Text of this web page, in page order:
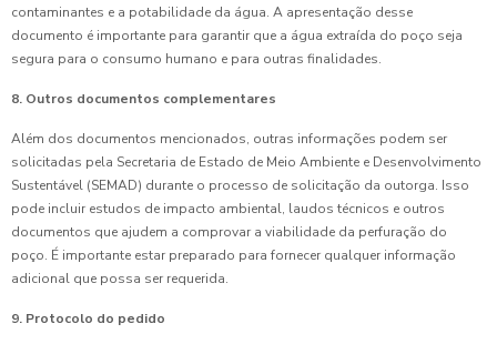
contaminantes e a potabilidade da água. A apresentação desse
documento é importante para garantir que a água extraída do poço seja
segura para o consumo humano e para outras finalidades.
8. Outros documentos complementares
Além dos documentos mencionados, outras informações podem ser
solicitadas pela Secretaria de Estado de Meio Ambiente e Desenvolvimento
Sustentável (SEMAD) durante o processo de solicitação da outorga. Isso
pode incluir estudos de impacto ambiental, laudos técnicos e outros
documentos que ajudem a comprovar a viabilidade da perfuração do
poço. É importante estar preparado para fornecer qualquer informação
adicional que possa ser requerida.
9. Protocolo do pedido